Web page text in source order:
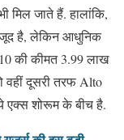
जाते हैं. हालांकि,
है, लेकिन आधुनिक
की कीमत 3.99 लाख
दूसरी तरफ Alto
एक्स शोरूम के बीच है.